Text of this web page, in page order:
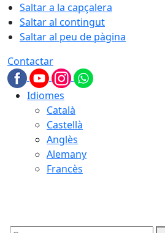
Saltar a la capçalera
Saltar al contingut
Saltar al peu de pàgina
Contactar
Idiomes
Català
Castellà
Anglès
Alemany
Francès